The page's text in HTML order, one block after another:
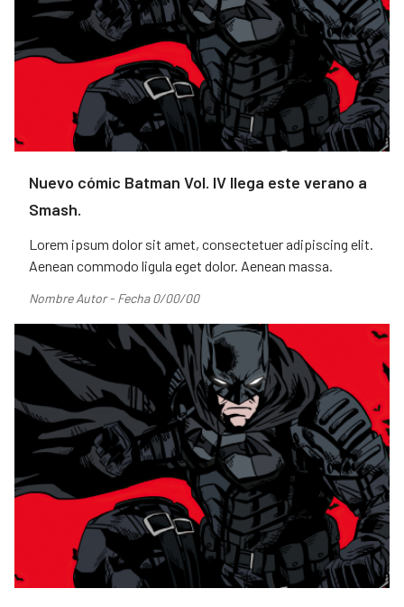
Nuevo cómic Batman Vol. IV llega este verano a
Smash.
Lorem ipsum dolor sit amet, consectetuer adipiscing elit.
Aenean commodo ligula eget dolor. Aenean massa.
Nombre Autor - Fecha 0/00/00